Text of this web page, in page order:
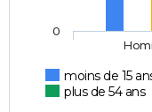
moins de 15
plus de 54 ans
0